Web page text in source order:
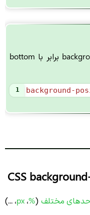
در این نمونه کد، مقدار background-position برابر با bottom
1 background-
مختلف (
%، px، ...)